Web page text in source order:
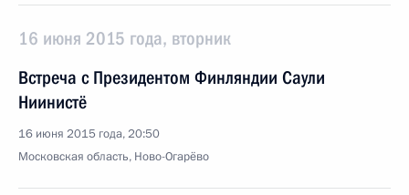
16 июня 2015 года, вторник
Встреча с Президентом Финляндии Саули
Ниинистё
16 июня 2015 года, 20:50
Московская область, Ново-Огарёво